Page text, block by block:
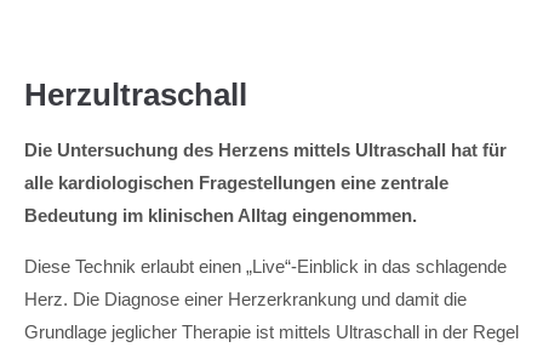
Herzultraschall
Die Untersuchung des Herzens mittels Ultraschall hat für
alle kardiologischen Fragestellungen eine zentrale
Bedeutung im klinischen Alltag eingenommen.
Diese Technik erlaubt einen „Live“-Einblick in das schlagende
Herz. Die Diagnose einer Herzerkrankung und damit die
Grundlage jeglicher Therapie ist mittels Ultraschall in der Regel